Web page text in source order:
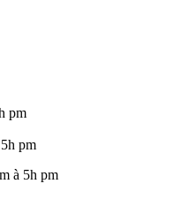
pm
pm
à 5h pm